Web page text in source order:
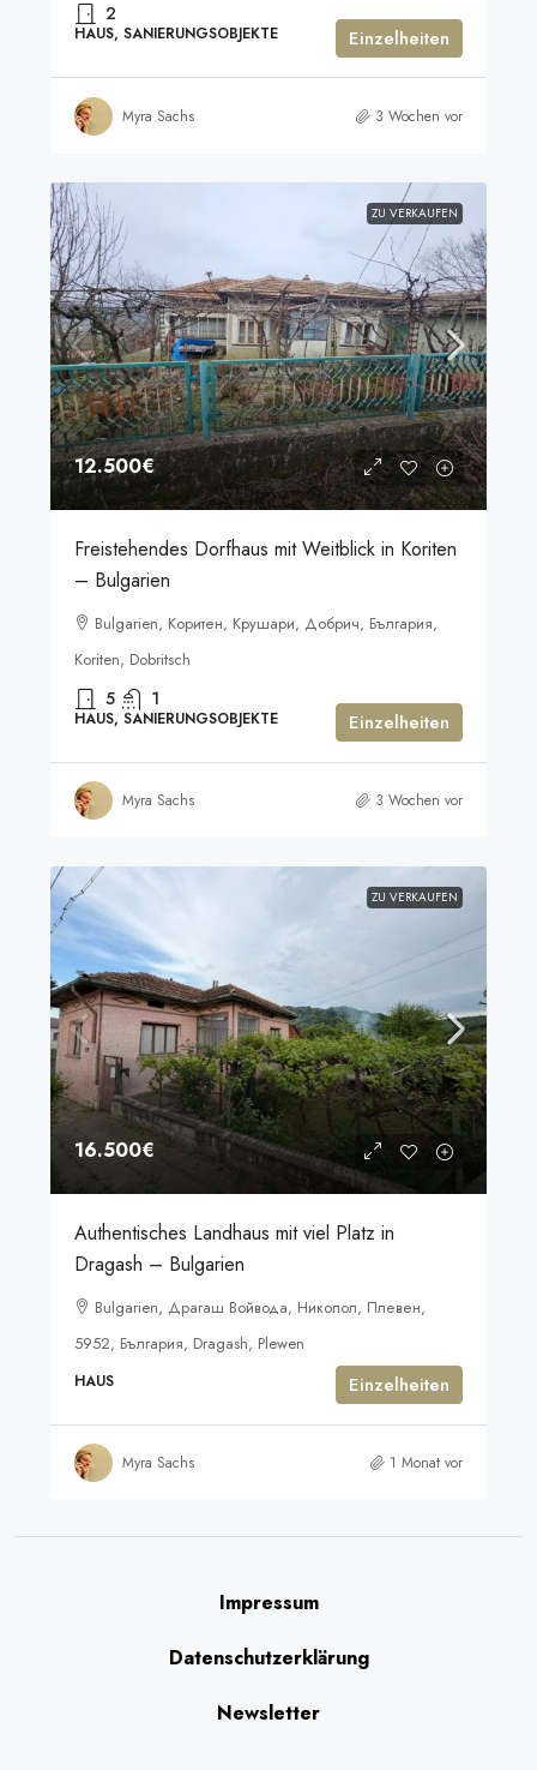
2
HAUS, SANIERUNGSOBJEKTE Einzelheiten
Myra Sachs 3 Wochen vor
ZU VERKAUFEN
12.500€
Freistehendes Dorfhaus mit Weitblick in Koriten
– Bulgarien
Bulgarien, Коритен, Крушари, Добрич, България,
Koriten, Dobritsch
5 1
HAUS, SANIERUNGSOBJEKTE Einzelheiten
Myra Sachs 3 Wochen vor
ZU VERKAUFEN
16.500€
Authentisches Landhaus mit viel Platz in
Dragash – Bulgarien
Bulgarien, Драгаш Войвода, Никопол, Плевен,
5952, България, Dragash, Plewen
HAUS Einzelheiten
Myra Sachs 1 Monat vor
Impressum
Datenschutzerklärung
Newsletter